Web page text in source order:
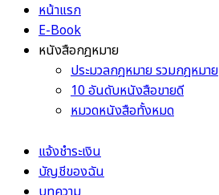
หน้าแรก
E-Book
หนังสือกฎหมาย
ประมวลกฎหมาย รวมกฎหมาย
10 อันดับหนังสือขายดี
หมวดหนังสือทั้งหมด
แจ้งชำระเงิน
บัญชีของฉัน